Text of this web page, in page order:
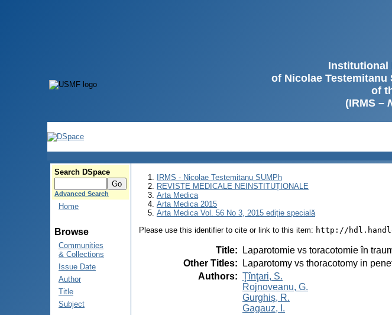
Institutional
of Nicolae
of
(IRMS –
Search DSpace
Advanced Search
Home
Browse
Communities
& Collections
Issue Date
Author
Title
Subject
IRMS - Nicolae Testemitanu SUMPh
REVISTE MEDICALE NEINSTITUȚIONALE
Arta Medica
Arta Medica 2015
Arta Medica Vol. 56 No 3, 2015 ediție specială
Please use this identifier to cite or link to this item: http://
Title:
Laparotomie vs toracotomie în
Other Titles:
Laparotomy vs thoracotomy in
Authors: Ţînţari, S.
Rojnoveanu, G.
Gurghiș, R.
Gagauz, I.